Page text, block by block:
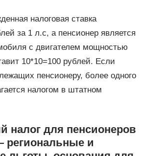
налоговая ставка
за 1 л.с, а пенсионер является
с двигателем мощностью
10*10=100 рублей. Если
пенсионеру, более одного
налогом в штатном
налог для пенсионеров
региональные и